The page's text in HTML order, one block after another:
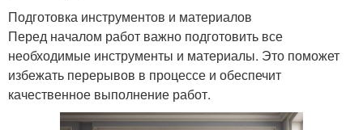
Подготовка инструментов и материалов
Перед началом работ важно подготовить все
необходимые инструменты и материалы. Это поможет
избежать перерывов в процессе и обеспечит
качественное выполнение работ.